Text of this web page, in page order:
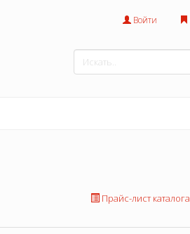
Войти
Прайс-лист каталога